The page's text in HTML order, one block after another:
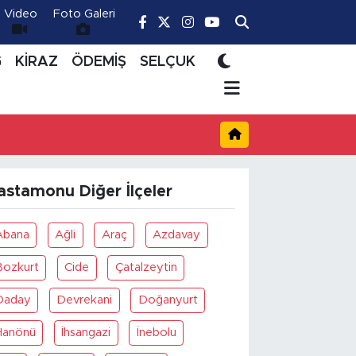
Video Foto Galeri
KİRAZ ÖDEMİŞ SELÇUK
Diğer İlçeler
Ağli Araç Azdavay
Cide Çatalzeytin
Devrekani Doğanyurt
İhsangazi İnebolu